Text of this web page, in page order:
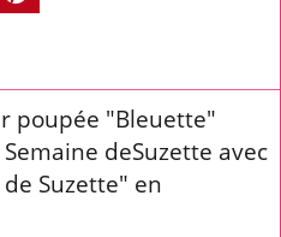
poupée "Bleuette"
deSuzette avec
Suzette" en